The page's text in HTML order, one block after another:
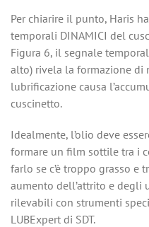
Per chiarire il punto, Haris
temporali DINAMICI del
Figura 6, il segnale
alto) rivela la formazione di
lubrificazione causa
cuscinetto.
Idealmente, l’olio deve
formare un film sottile tra i
farlo se c’è troppo grasso e
aumento dell’attrito e degli
rilevabili con strumenti
LUBExpert di SDT.